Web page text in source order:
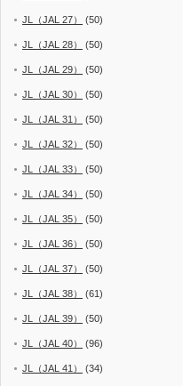
JL（JAL 27） (50)
JL（JAL 28） (50)
JL（JAL 29） (50)
JL（JAL 30） (50)
JL（JAL 31） (50)
JL（JAL 32） (50)
JL（JAL 33） (50)
JL（JAL 34） (50)
JL（JAL 35） (50)
JL（JAL 36） (50)
JL（JAL 37） (50)
JL（JAL 38） (61)
JL（JAL 39） (50)
JL（JAL 40） (96)
JL（JAL 41） (34)